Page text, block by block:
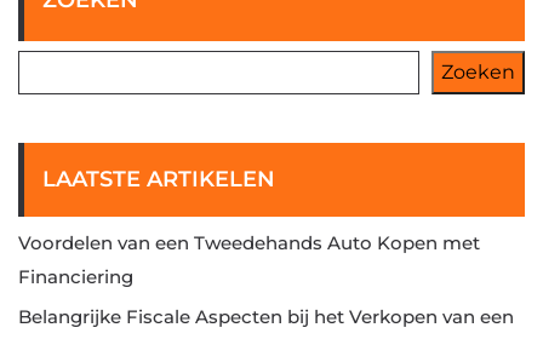
Zoeken
LAATSTE ARTIKELEN
Voordelen van een Tweedehands Auto Kopen met
Financiering
Belangrijke Fiscale Aspecten bij het Verkopen van een